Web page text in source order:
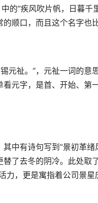
的“疾风吹片帆，日暮
顺口，而且这个名字也
元祉。”，元祉一词的意
元字，是首、开始、第
中有诗句写到“景初革
了去冬的阴冷。此处取
，更是寓指着公司景星